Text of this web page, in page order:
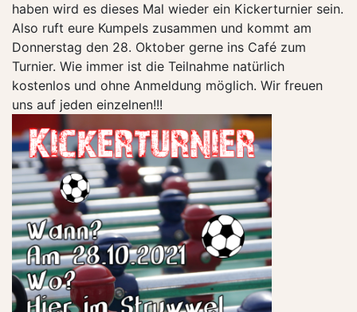
haben wird es dieses Mal wieder ein Kickerturnier sein.
Also ruft eure Kumpels zusammen und kommt am
Donnerstag den 28. Oktober gerne ins Café zum
Turnier. Wie immer ist die Teilnahme natürlich
kostenlos und ohne Anmeldung möglich. Wir freuen
uns auf jeden einzelnen!!!